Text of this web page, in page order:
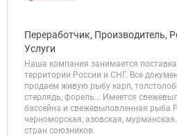
Переработчик, Производитель,
Услуги
Наша компания занимается
территории России и СНГ. Все
продаем живую рыбу карп,
стерлядь, форель... Имеется
бассейна и свежевыловленная рыба
черноморская, азовская,
стран союзников.